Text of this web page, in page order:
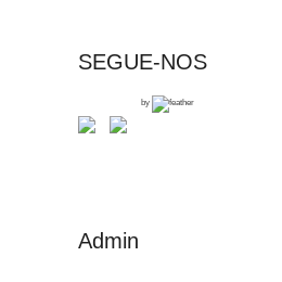
SEGUE-NOS
by
Admin